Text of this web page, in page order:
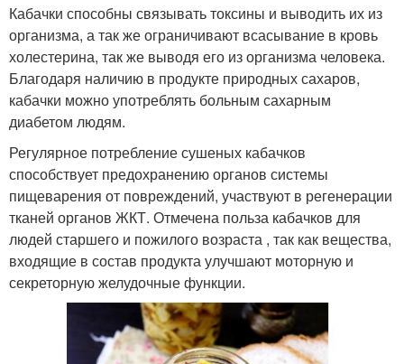
Кабачки способны связывать токсины и выводить их из
организма, а так же ограничивают всасывание в кровь
холестерина, так же выводя его из организма человека.
Благодаря наличию в продукте природных сахаров,
кабачки можно употреблять больным сахарным
диабетом людям.
Регулярное потребление сушеных кабачков
способствует предохранению органов системы
пищеварения от повреждений, участвуют в регенерации
тканей органов ЖКТ. Отмечена польза кабачков для
людей старшего и пожилого возраста , так как вещества,
входящие в состав продукта улучшают моторную и
секреторную желудочные функции.